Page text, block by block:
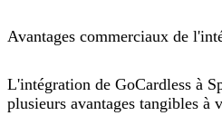
Avantages commerciaux de
L'intégration de GoCardless à
plusieurs avantages tangibles à